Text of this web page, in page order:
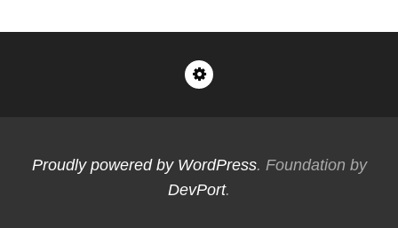
Proudly powered by WordPress. Foundation by
DevPort.